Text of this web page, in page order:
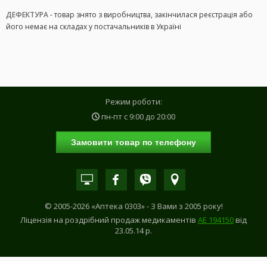
ДЕФЕКТУРА- товар знято з виробництва, закінчилася реєстрація або
його немає на складах у постачальників в Україні
Режим роботи:
пн-пт с 9:00 до 20:00
Замовити товар по телефону
© 2005-2026 «Аптека 0303» - З Вами з 2005 року!
Ліцензія на роздрібний продаж медикаментів АE 194150від
23.05.14 р.